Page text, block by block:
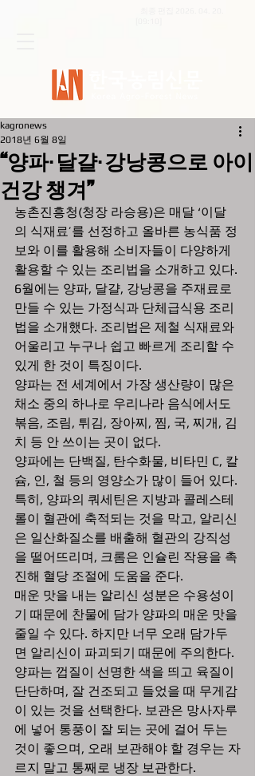
“양파·달걀·강낭콩으로 아이
건강 챙겨”
kagronews
2018년 6월 8일
농촌진흥청(청장 라승용)은 매달 ‘이달
의 식재료’를 선정하고 올바른 농식품 정
보와 이를 활용해 소비자들이 다양하게
활용할 수 있는 조리법을 소개하고 있다.
6월에는 양파, 달걀, 강낭콩을 주재료로
만들 수 있는 가정식과 단체급식용 조리
법을 소개했다. 조리법은 제철 식재료와
어울리고 누구나 쉽고 빠르게 조리할 수
있게 한 것이 특징이다.
양파는 전 세계에서 가장 생산량이 많은
채소 중의 하나로 우리나라 음식에서도
볶음, 조림, 튀김, 장아찌, 찜, 국, 찌개, 김
치 등 안 쓰이는 곳이 없다.
양파에는 단백질, 탄수화물, 비타민 C, 칼
슘, 인, 철 등의 영양소가 많이 들어 있다.
특히, 양파의 쿼세틴은 지방과 콜레스테
롤이 혈관에 축적되는 것을 막고, 알리신
은 일산화질소를 배출해 혈관의 강직성
을 떨어뜨리며, 크롬은 인슐린 작용을 촉
진해 혈당 조절에 도움을 준다.
매운 맛을 내는 알리신 성분은 수용성이
기 때문에 찬물에 담가 양파의 매운 맛을
줄일 수 있다. 하지만 너무 오래 담가두
면 알리신이 파괴되기 때문에 주의한다.
양파는 껍질이 선명한 색을 띄고 육질이
단단하며, 잘 건조되고 들었을 때 무게감
이 있는 것을 선택한다. 보관은 망사자루
에 넣어 통풍이 잘 되는 곳에 걸어 두는
것이 좋으며, 오래 보관해야 할 경우는 자
르지 말고 통째로 냉장 보관한다.